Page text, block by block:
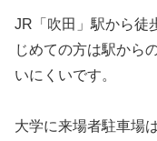
JR「吹田」駅から徒
じめての方は駅から
いにくいです。
大学に来場者駐車場